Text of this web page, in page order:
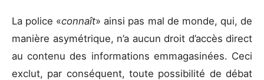
La police «connaît» ainsi pas mal de monde, qui, de
manière asymétrique, n’a aucun droit d’accès direct
au contenu des informations emmagasinées. Ceci
exclut, par conséquent, toute possibilité de débat